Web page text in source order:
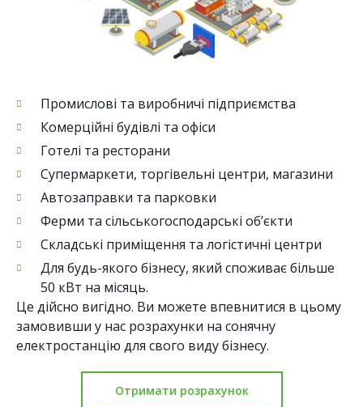
Промислові та виробничі підприємства
Комерційні будівлі та офіси
Готелі та ресторани
Супермаркети, торгівельні центри, магазини
Автозаправки та парковки
Ферми та сільськогосподарські об’єкти
Складські приміщення та логістичні центри
Для будь-якого бізнесу, який споживає більше
50 кВт на місяць.
Це дійсно вигідно. Ви можете впевнитися в цьому
замовивши у нас розрахунки на сонячну
електростанцію для свого виду бізнесу.
Отримати розрахунок